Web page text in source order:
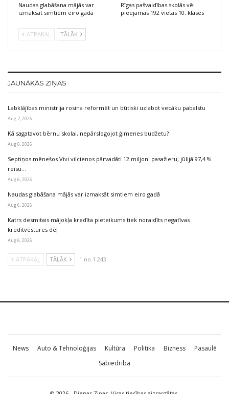
Naudas glabāšana mājās var
izmaksāt simtiem eiro gadā
Rīgas pašvaldības skolās vēl
pieejamas 192 vietas 10. klasēs
ATPAKAĻ TĀLĀK
JAUNĀKĀS ZIŅAS
Labklājības ministrija rosina reformēt un būtiski uzlabot vecāku pabalstu
Aug 7, 2026
Kā sagatavot bērnu skolai, nepārslogojot ģimenes budžetu?
Aug 6, 2026
Septiņos mēnešos Vivi vilcienos pārvadāti 12 miljoni pasažieru; jūlijā 97,4 %
reisu…
Aug 6, 2026
Naudas glabāšana mājās var izmaksāt simtiem eiro gadā
Aug 6, 2026
Katrs desmitais mājokļa kredīta pieteikums tiek noraidīts negatīvas
kredītvēstures dēļ
Aug 6, 2026
ATPAKAĻ TĀLĀK 1 no 1 243
News Auto & Tehnoloģijas Kultūra Politika Bizness
Pasaulē
Sabiedrība